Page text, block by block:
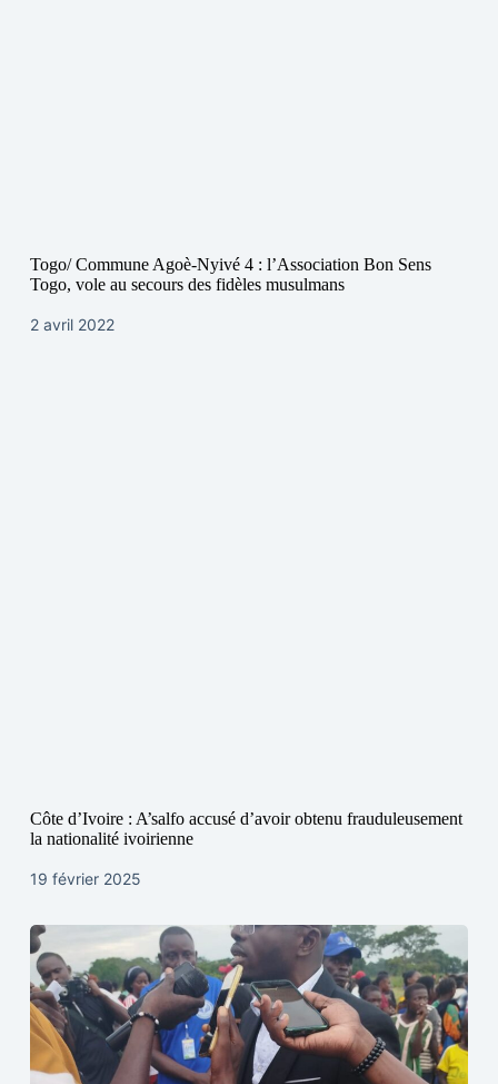
Togo/ Commune Agoè-Nyivé 4 : l’Association Bon Sens
Togo, vole au secours des fidèles musulmans
2 avril 2022
Côte d’Ivoire : A’salfo accusé d’avoir obtenu frauduleusement
la nationalité ivoirienne
19 février 2025